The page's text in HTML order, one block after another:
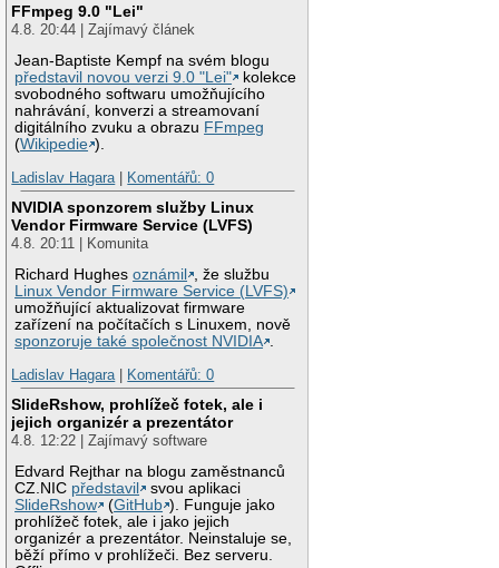
FFmpeg 9.0 "Lei"
4.8. 20:44 | Zajímavý článek
Jean-Baptiste Kempf na svém blogu
představil novou verzi 9.0 "Lei"
kolekce
svobodného softwaru umožňujícího
nahrávání, konverzi a streamovaní
digitálního zvuku a obrazu FFmpeg
(Wikipedie ).
Ladislav Hagara| Komentářů: 0
NVIDIA sponzorem služby Linux
Vendor Firmware Service (LVFS)
4.8. 20:11 | Komunita
Richard Hughesoznámil
, že službu
Linux Vendor Firmware Service (LVFS)
umožňující aktualizovat firmware
zařízení na počítačích s Linuxem, nově
sponzoruje také společnost NVIDIA .
Ladislav Hagara| Komentářů: 0
SlideRshow, prohlížeč fotek, ale i
jejich organizér a prezentátor
4.8. 12:22 | Zajímavý software
Edvard Rejthar na blogu zaměstnanců
CZ.NIC představil
svou aplikaci
SlideRshow
(GitHub ). Funguje jako
prohlížeč fotek, ale i jako jejich
organizér a prezentátor. Neinstaluje se,
běží přímo v prohlížeči. Bez serveru.